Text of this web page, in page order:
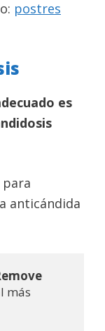
postres
es
anticándida
más